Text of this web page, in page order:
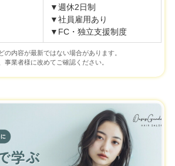
▼週休2日制
▼社員雇用あり
▼FC・独立支援制度
の内容が最新ではない場合があります。
事業者様に改めてご確認ください。